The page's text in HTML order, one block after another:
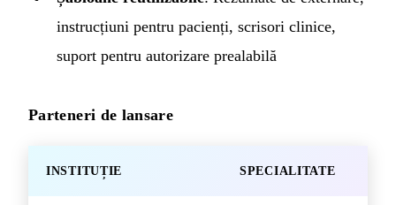
instrucțiuni pentru pacienți, scrisori clinice,
suport pentru autorizare prealabilă
Parteneri de lansare
INSTITUȚIE SPECIALITATE